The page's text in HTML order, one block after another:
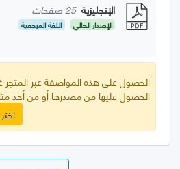
الإنجليزية 25 صفحات
الإصدار الحالي اللغة المرجعية
الحصول على هذه المواصفة عبر المتجر
الحصول عليها من مصدرها أو من أحد